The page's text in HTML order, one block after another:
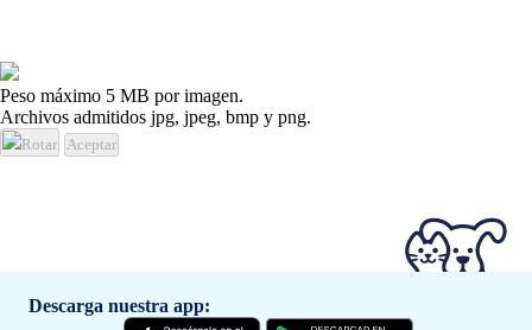
Peso máximo 5 MB por imagen.
Archivos admitidos jpg, jpeg, bmp y png.
Rotar Aceptar
Descarga nuestra app: